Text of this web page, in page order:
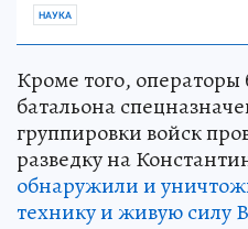
НАУКА
Кроме того, операторы
батальона
группировки войск
разведку на
обнаружили и
технику и живую силу